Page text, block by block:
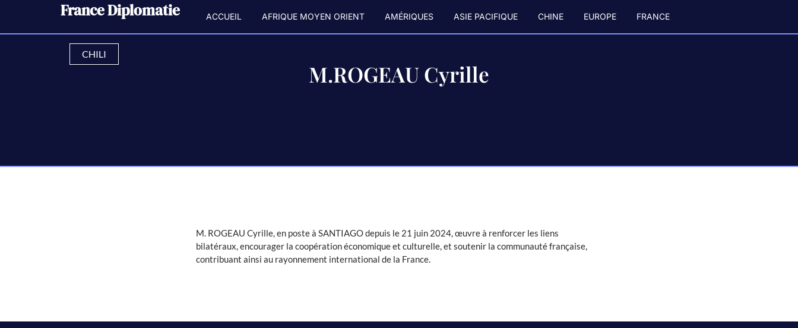
France Diplomatie ACCUEIL AFRIQUE MOYEN ORIENT AMÉRIQUES ASIE PACIFIQUE CHINE EUROPE FRANCE
CHILI
M.ROGEAU Cyrille
M. ROGEAU Cyrille, en poste à SANTIAGO depuis le 21 juin 2024, œuvre à renforcer les liens
bilatéraux, encourager la coopération économique et culturelle, et soutenir la communauté française,
contribuant ainsi au rayonnement international de la France.